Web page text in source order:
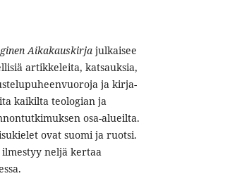
Aikakauskirja julkaisee
artikkeleita, katsauksia,
ja kirja-
kaikilta teologian ja
osa-alueilta.
ovat suomi ja ruotsi.
neljä kertaa